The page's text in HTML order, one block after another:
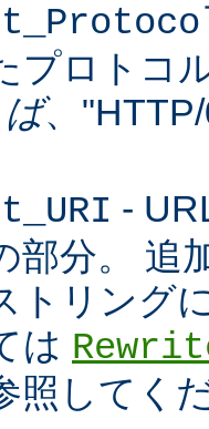
プロトコ
、
-
部分。 追
トリング
は
照してく